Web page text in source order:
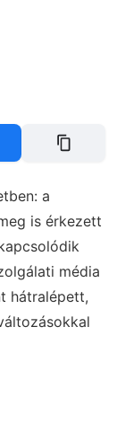
a
is érkezett
média
hátralépett,